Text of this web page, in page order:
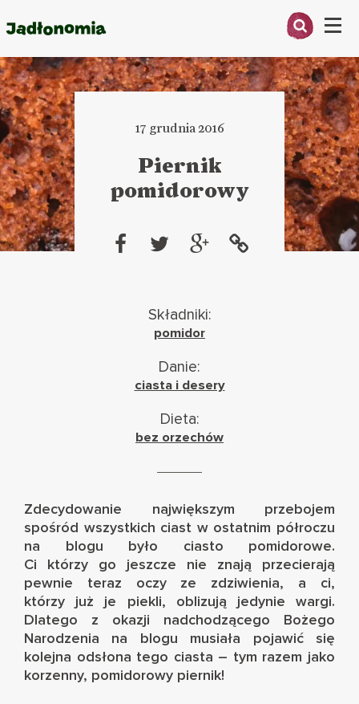
Menu
O MNIE
PRZEPISY
ARTYKUŁY
KSIĄŻKI
KONTAKT
17 grudnia 2016
Piernik
pomidorowy
Składniki:
pomidor
Danie:
ciasta i desery
Dieta:
bez orzechów
Zdecydowanie największym przebojem
spośród wszystkich ciast w ostatnim półroczu
na blogu było ciasto pomidorowe.
Ci którzy go jeszcze nie znają przecierają
pewnie teraz oczy ze zdziwienia, a ci,
którzy już je piekli, oblizują jedynie wargi.
Dlatego z okazji nadchodzącego Bożego
Narodzenia na blogu musiała pojawić się
kolejna odsłona tego ciasta – tym razem jako
korzenny, pomidorowy piernik!